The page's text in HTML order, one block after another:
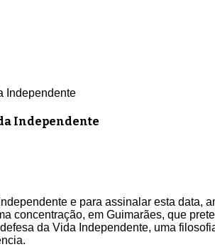
Independente
Independente
e para assinalar esta data,
concentração, em Guimarães, que
da Vida Independente, uma